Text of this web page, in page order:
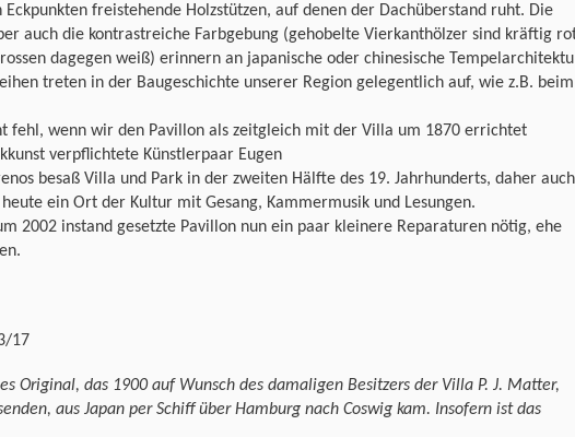
freistehende Holzstützen, auf denen der Dachüberstand ruht. Die
auch die kontrastreiche Farbgebung (gehobelte Vierkanthölzer sind kräftig
dagegen weiß) erinnern an japanische oder chinesische
treten in der Baugeschichte unserer Region gelegentlich auf, wie z.B. beim
fehl, wenn wir den Pavillon als zeitgleich mit der Villa um 1870 errichtet
verpflichtete Künstlerpaar Eugen
besaß Villa und Park in der zweiten Hälfte des 19. Jahrhunderts, daher auch
ein Ort der Kultur mit Gesang, Kammermusik und Lesungen.
2002 instand gesetzte Pavillon nun ein paar kleinere Reparaturen nötig, ehe
17
Original, das 1900 auf Wunsch des damaligen Besitzers der Villa P. J. Matter,
aus Japan per Schiff über Hamburg nach Coswig kam. Insofern ist das